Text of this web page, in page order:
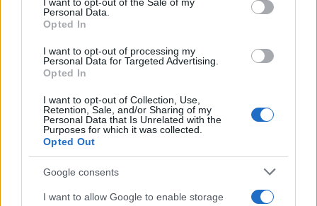
Personal Data.
Opted In
I want to opt-out of processing my
Personal Data for Targeted Advertising.
Opted In
I want to opt-out of Collection, Use,
Retention, Sale, and/or Sharing of my
Personal Data that Is Unrelated with the
Purposes for which it was collected.
Opted Out
Google consents
I want to allow Google to enable storage
Il tasso di approvazione del presidente uscente è
il più basso di sempre(36 per cento) e il 75 degli
intervistati ritiene che i Democratici avrebbero
Bianca non fosse Biden (la pensano così anche il
56 per cento degli intervistati che si dichiarano
democratici). Infine, l’ex presidente Trump ispira
(+22 punti percentuali sull’immigrazione, +19
sull’economia, +10 in politica estera).